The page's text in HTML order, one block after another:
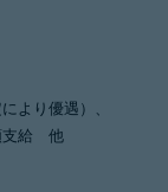
より優遇）、
支給 他